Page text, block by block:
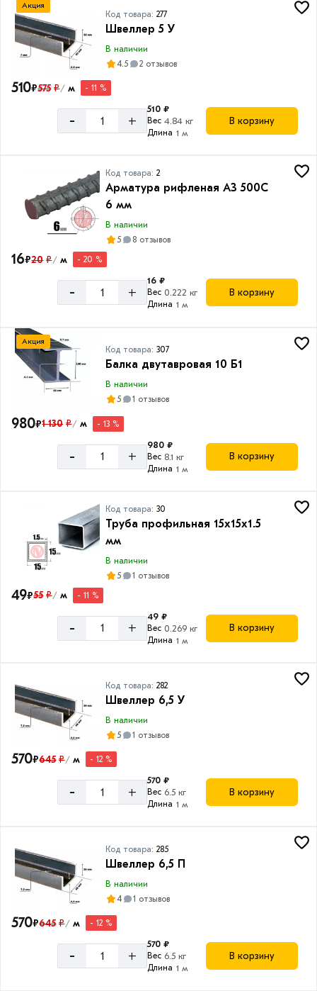
Лист
металлический
Товаров
47
стальной
акции:
18
Лист
холоднокатаный
Товаров
рифленый
Товаров
по
акции:
Лист
просечно-
вытяжной
Товаров
акции:
Швеллер
акции:
25
Балка
двутавровая
Товаров
Товаров
по
акции:
Сетка
Акция
Код товара: 277
Швеллер 5 У
В наличии
4.5
2 отзывов
510₽575 ₽/ м - 11 %
- +
510 ₽
Вес 4.84 кг
Длина 1 м
В корзину
Код товара:2
Арматура рифленая А3 500С
6 мм
В наличии
5
8 отзывов
16₽20 ₽/ м - 20 %
- +
16 ₽
Вес 0.222 кг
Длина 1 м
В корзину
Акция
Код товара: 307
Балка двутавровая 10 Б1
В наличии
5
1 отзывов
980₽1 130 ₽/ м - 13 %
- +
980 ₽
Вес 8.1 кг
Длина 1 м
В корзину
Код товара: 30
Труба профильная 15х15х1.5
мм
В наличии
5
1 отзывов
49₽55 ₽/ м - 11 %
- +
49 ₽
Вес 0.269 кг
Длина 1 м
В корзину
Код товара: 282
Швеллер 6,5 У
В наличии
5
1 отзывов
570₽645 ₽/ м - 12 %
- +
570 ₽
Вес 6.5 кг
Длина 1 м
В корзину
Код товара:285
Швеллер 6,5 П
В наличии
4
1 отзывов
570₽645 ₽/ м - 12 %
- +
570 ₽
Вес 6.5 кг
Длина 1 м
В корзину